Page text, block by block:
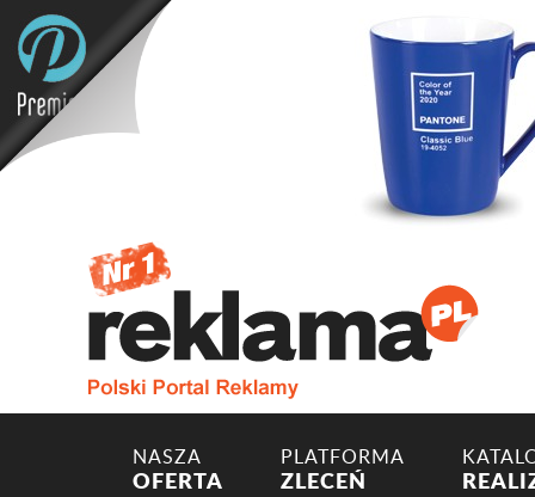
NASZA
OFERTA
PLATFORMA
ZLECEŃ